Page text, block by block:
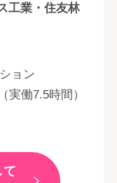
工業・住友林
ョン
実働7.5時間）
て